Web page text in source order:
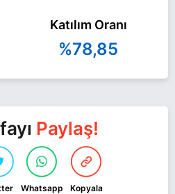
Katılım Oranı
%78,85
Paylaş!
Whatsapp Kopyala